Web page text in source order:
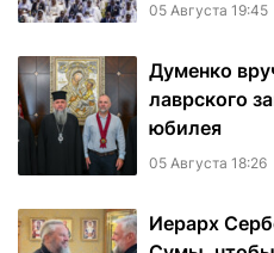
05 Августа 19:45
Думенко
лаврского
юбилея
05 Августа 18:26
Иерарх